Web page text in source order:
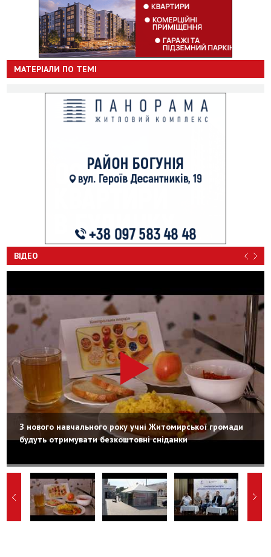
МАТЕРІАЛИ ПО ТЕМІ
ВІДЕО
З нового навчального року учні Житомирської громади
будуть отримувати безкоштовні сніданки